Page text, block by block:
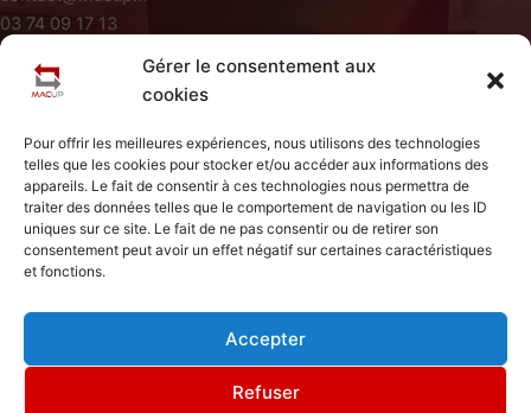
Gérer le consentement aux
cookies
Pour offrir les meilleures expériences, nous utilisons des technologies
telles que les cookies pour stocker et/ou accéder aux informations des
appareils. Le fait de consentir à ces technologies nous permettra de
traiter des données telles que le comportement de navigation ou les ID
uniques sur ce site. Le fait de ne pas consentir ou de retirer son
consentement peut avoir un effet négatif sur certaines caractéristiques
et fonctions.
Accepter
Refuser
03 74 09 17 13
Du Lundi au Vendredi de 09H à 18H
Siège Social : 411 rue Jacques Varlet 59310 Beuvry La Foret
Conditions Générales d'utilisation
Mentions Légales
Politique de Cookies
Accueil
Foire Aux Questions